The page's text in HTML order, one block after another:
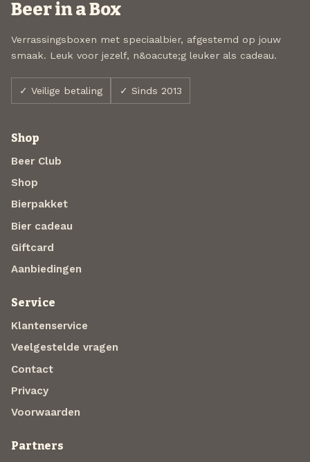
Beer in a Box
Verrassingsboxen met speciaalbier, afgestemd op jouw
smaak. Leuk voor jezelf, n&oacute;g leuker als cadeau.
✓ Veilige betaling ✓ Sinds 2013
Shop
Beer Club
Shop
Bierpakket
Bier cadeau
Giftcard
Aanbiedingen
Service
Klantenservice
Veelgestelde vragen
Contact
Privacy
Voorwaarden
Partners